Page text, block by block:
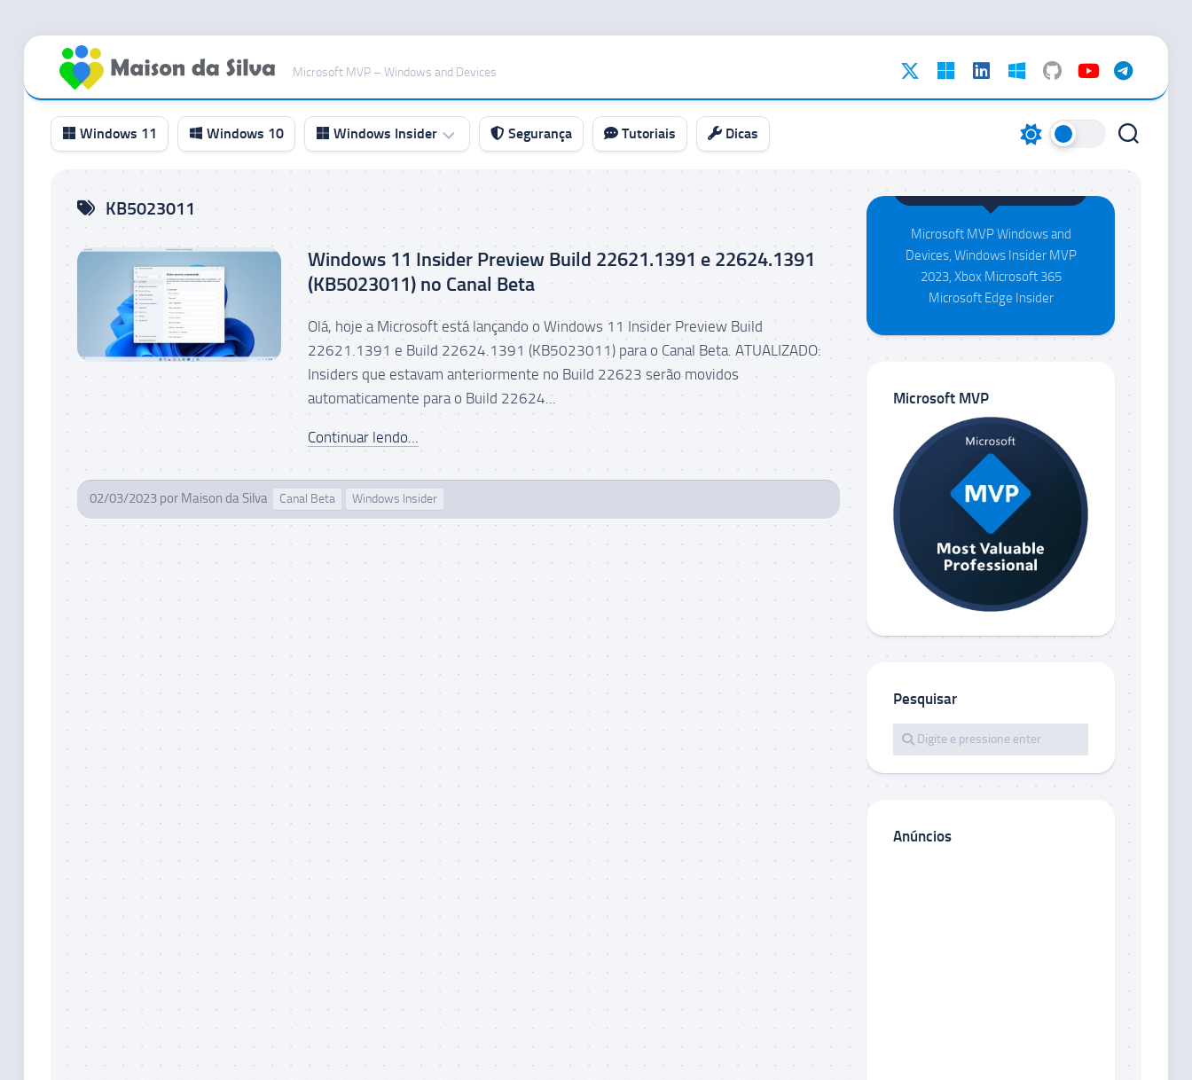
conteúdo
Microsoft MVP – Windows and Devices
Windows 11 Windows 10 Windows Insider
Canal
Beta
Canal
Canal
Canary
Segurança Tutoriais Dicas
KB5023011
Windows 11 Insider Preview Build 22621.1391 e 22624.1391
(KB5023011) no Canal Beta
Olá, hoje a Microsoft está lançando o Windows 11 Insider Preview Build
22621.1391 e Build 22624.1391 (KB5023011) para o Canal Beta. ATUALIZADO:
Insiders que estavam anteriormente no Build 22623 serão movidos
automaticamente para o Build 22624...
Continuar lendo...
02/03/2023 por Maison da Silva Canal Beta Windows Insider
Maison da Silva
Microsoft MVP Windows and
Devices, Windows Insider MVP
2023, Xbox Microsoft 365
Microsoft Edge Insider
Microsoft MVP
Pesquisar
Anúncios